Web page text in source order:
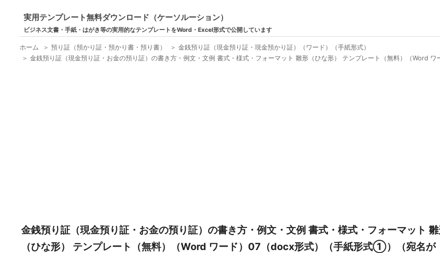
実用テンプレート無料ダウンロード（ケーソルーション）
ビジネス文書・手紙・はがき等の実用的なテンプレートをWord・Excel形式で公開しています
ホーム ＞預り証（預かり証・預かり書・預り書） ＞金銭預り証（現金預り証・現金預かり証）（ワード）（手紙形式）
＞金銭預り証（現金預り証・お金の預り証）の書き方・例文・文例 書式・様式・フォーマット 雛形（ひな形） テンプレート（無料）（Word
金銭預り証（現金預り証・お金の預り証）の書き方・例文・文例 書式・様式・フォーマット
（ひな形） テンプレート（無料）（Word ワード）07（docx形式）（手紙形式①）（宛名が